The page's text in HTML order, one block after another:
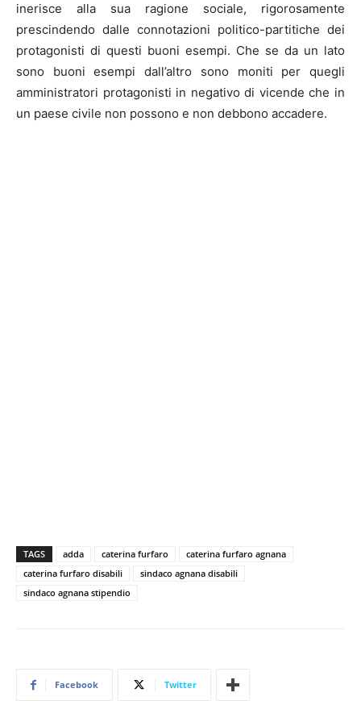
inerisce alla sua ragione sociale, rigorosamente
prescindendo dalle connotazioni politico-partitiche dei
protagonisti di questi buoni esempi. Che se da un lato
sono buoni esempi dall’altro sono moniti per quegli
amministratori protagonisti in negativo di vicende che in
un paese civile non possono e non debbono accadere.
TAGS adda caterina furfaro
caterina furfaro agnana
caterina furfaro disabili
sindaco agnana disabili
sindaco agnana stipendio
Facebook Twitter